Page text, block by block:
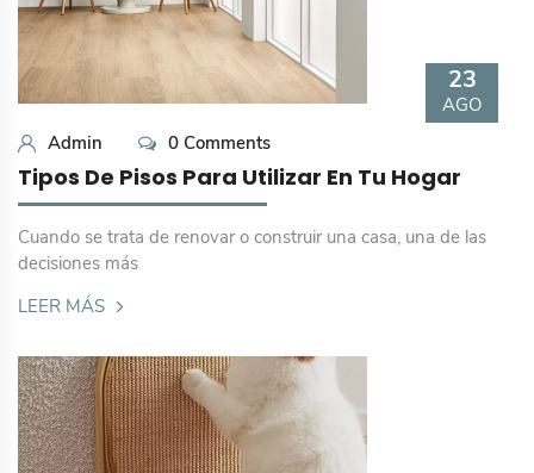
23
AGO
Admin
0 Comments
Tipos De Pisos Para Utilizar En Tu Hogar
Cuando se trata de renovar o construir una casa, una de las
decisiones más
LEER MÁS